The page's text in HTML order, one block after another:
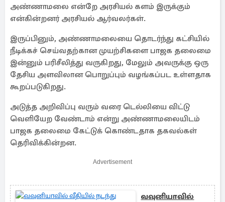
அண்ணாமலை என்றே அரசியல் களம் இருக்கும்
என்கின்றனர் அரசியல் ஆர்வலர்கள்.
இருப்பினும், அண்ணாமலையை தொடர்ந்து கட்சியில்
நீடிக்கச் செய்வதற்கான முயற்சிகளை பாஜக தலைமை
இன்னும் பரிசீலித்து வருகிறது, மேலும் அவருக்கு ஒரு
தேசிய அளவிலான பொறுப்பும் வழங்கப்பட உள்ளதாக
கூறப்படுகிறது.
அடுத்த அறிவிப்பு வரும் வரை டெல்லியை விட்டு
வெளியேற வேண்டாம் என்று அண்ணாமலையிடம்
பாஜக தலைமை கேட்டுக் கொண்டதாக தகவல்கள்
தெரிவிக்கின்றன.
Advertisement
வவுனியாவில்